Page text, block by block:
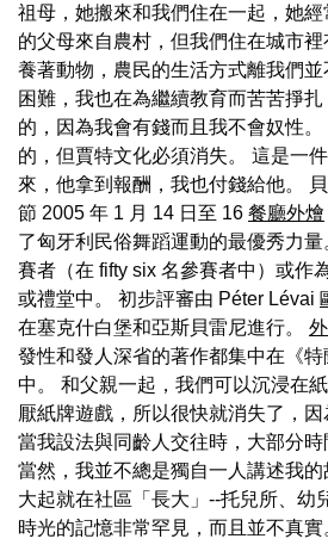
祖母，她搬來和我們住在一起，她經
的父母來自農村，但我們住在城市
養著動物，農民的生活方式離我們
困難，我也在為繼續教育而苦苦掙
的，因為我會有錢而且我不會奴性
的，但賈特文化必須消失。 這是一
來，他拿到報酬，我也付錢給他。
節 2005 年 1 月 14 日至 16 餐廳外燴
了匈牙利民俗舞蹈運動的最優秀力
賽者（在 fifty six 名參賽者中）或作
或禮堂中。 初步評審由 Péter Lévai
在塞克什白堡和亞斯貝雷尼進行。
發性和發人深省的著作都集中在《特
中。 和父親一起，我們可以沉浸在
厭紙牌遊戲，所以很快就消失了，
當我設法與同齡人交往時，大部分時
當然，我並不總是獨自一人講述我
大起就在社區「長大」--托兒所、幼
時光的記憶非常罕見，而且並不真實